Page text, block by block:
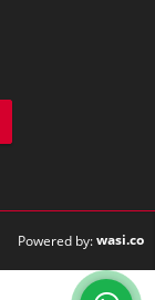
Powered by:wasi.co